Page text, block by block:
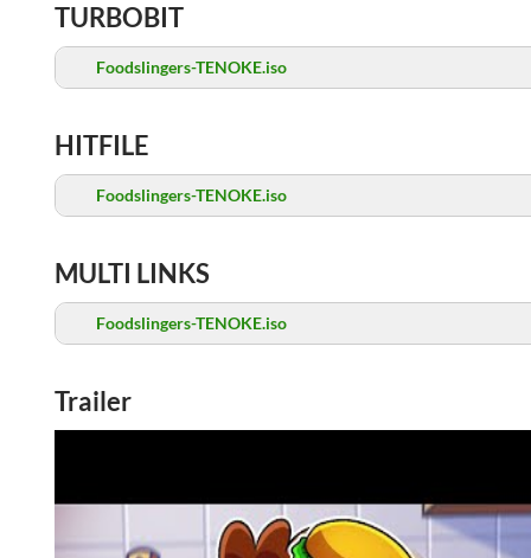
TURBOBIT
Foodslingers-TENOKE.iso
HITFILE
Foodslingers-TENOKE.iso
MULTI LINKS
Foodslingers-TENOKE.iso
Trailer